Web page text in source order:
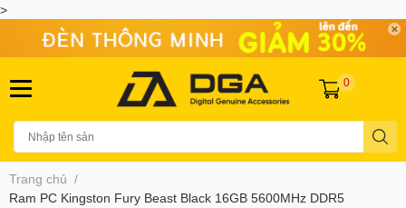
>
0
Trang chủ /
Ram PC Kingston Fury Beast Black 16GB 5600MHz DDR5